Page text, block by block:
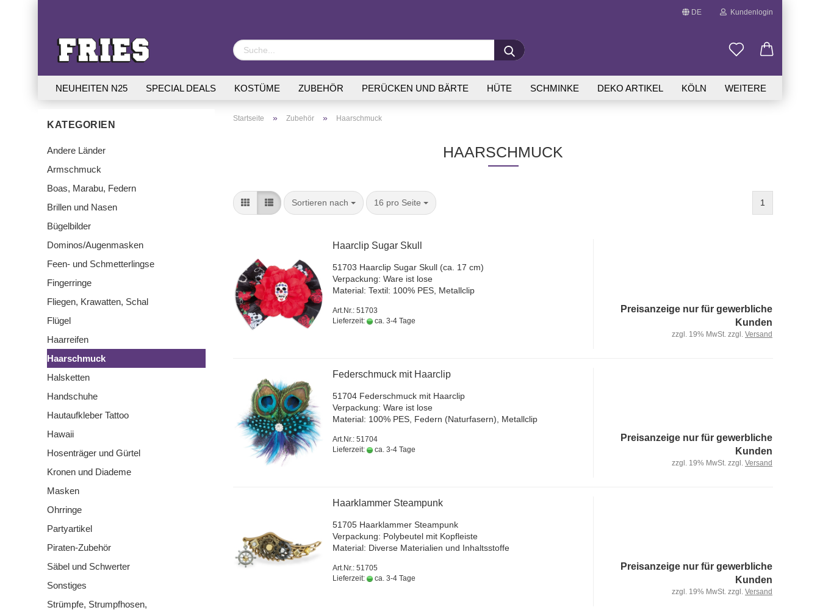
DE Kundenlogin
NEUHEITEN N25 SPECIAL DEALS KOSTÜME ZUBEHÖR PERÜCKEN UND BÄRTE HÜTE SCHMINKE DEKO ARTIKEL KÖLN WEITERE
Startseite » Zubehör » Haarschmuck
HAARSCHMUCK
Sortieren nach 16 pro Seite 1
Haar­clip Sugar Skull
51703 Haar­clip Sugar Skull (ca. 17 cm)
Ver­pa­ckung: Ware ist lose
Ma­te­ri­al: Tex­til: 100% PES, Me­tall­clip
Art.Nr.: 51703
Lieferzeit:
ca. 3-4 Tage
Preisanzeige nur für gewerbliche
Kunden
zzgl. 19% MwSt. zzgl. Versand
Fe­der­schmuck mit Haar­clip
51704 Fe­der­schmuck mit Haar­clip
Ver­pa­ckung: Ware ist lose
Ma­te­ri­al: 100% PES, Fe­dern (Na­tur­fa­sern), Me­tall­clip
Art.Nr.: 51704
Lieferzeit:
ca. 3-4 Tage
Preisanzeige nur für gewerbliche
Kunden
zzgl. 19% MwSt. zzgl. Versand
Haar­klam­mer Steam­punk
51705 Haar­klam­mer Steam­punk
Ver­pa­ckung: Po­ly­beu­tel mit Kopf­leis­te
Ma­te­ri­al: Di­ver­se Ma­te­ria­li­en und In­halts­stof­fe
Art.Nr.: 51705
Lieferzeit:
ca. 3-4 Tage
Preisanzeige nur für gewerbliche
Kunden
zzgl. 19% MwSt. zzgl. Versand
KATEGORIEN
Andere Länder
Armschmuck
Boas, Marabu, Federn
Brillen und Nasen
Bügelbilder
Dominos/Augenmasken
Feen- und Schmetterlingse
Fingerringe
Fliegen, Krawatten, Schal
Flügel
Haarreifen
Haarschmuck
Halsketten
Handschuhe
Hautaufkleber Tattoo
Hawaii
Hosenträger und Gürtel
Kronen und Diademe
Masken
Ohrringe
Partyartikel
Piraten-Zubehör
Säbel und Schwerter
Sonstiges
Strümpfe, Strumpfhosen,